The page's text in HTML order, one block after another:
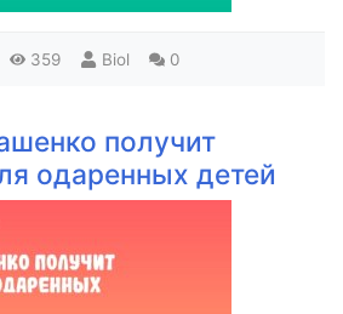
359 Biol 0
получит
одаренных детей